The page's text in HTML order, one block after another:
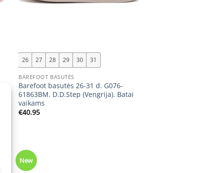
26 27 28 29 30 31
BAREFOOT BASUTĖS
Barefoot basutės 26-31 d. G076-
61863BM. D.D.Step (Vengrija). Batai
vaikams
€40.95
New